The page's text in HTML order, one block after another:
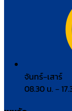
จันทร์–เสาร์
08.30 น. –